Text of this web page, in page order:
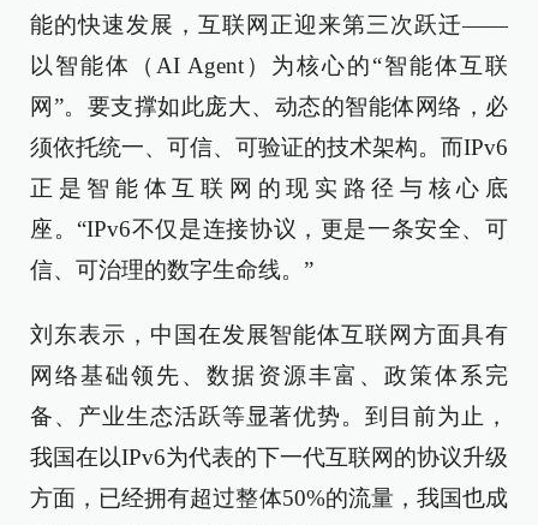
能的快速发展，互联网正迎来第三次跃迁——
以智能体（AI Agent）为核心的“智能体互联
网”。要支撑如此庞大、动态的智能体网络，必
须依托统一、可信、可验证的技术架构。而IPv6
正是智能体互联网的现实路径与核心底
座。“IPv6不仅是连接协议，更是一条安全、可
信、可治理的数字生命线。”
刘东表示，中国在发展智能体互联网方面具有
网络基础领先、数据资源丰富、政策体系完
备、产业生态活跃等显著优势。到目前为止，
我国在以IPv6为代表的下一代互联网的协议升级
方面，已经拥有超过整体50%的流量，我国也成